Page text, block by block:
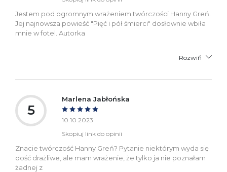
Jestem pod ogromnym wrażeniem twórczości Hanny Greń.
Jej najnowsza powieść "Pięć i pół śmierci" dosłownie wbiła
mnie w fotel. Autorka
Rozwiń
5
Marlena Jabłońska
10.10.2023
Skopiuj link do opinii
Znacie twórczość Hanny Greń? Pytanie niektórym wyda się
dość drażliwe, ale mam wrażenie, że tylko ja nie poznałam
żadnej z